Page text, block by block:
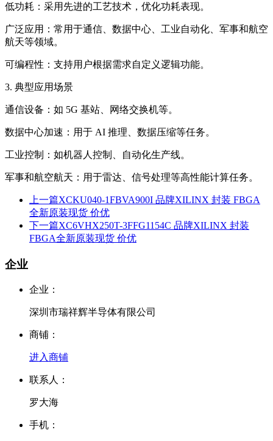
低功耗：采用先进的工艺技术，优化功耗表现。
广泛应用：常用于通信、数据中心、工业自动化、军事和航空
航天等领域。
可编程性：支持用户根据需求自定义逻辑功能。
3. 典型应用场景
通信设备：如 5G 基站、网络交换机等。
数据中心加速：用于 AI 推理、数据压缩等任务。
工业控制：如机器人控制、自动化生产线。
军事和航空航天：用于雷达、信号处理等高性能计算任务。
上一篇XCKU040-1FBVA900I 品牌XILINX 封装 FBGA
全新原装现货 价优
下一篇XC6VHX250T-3FFG1154C 品牌XILINX 封装
FBGA全新原装现货 价优
企业
企业：
深圳市瑞祥辉半导体有限公司
商铺：
进入商铺
联系人：
罗大海
手机：